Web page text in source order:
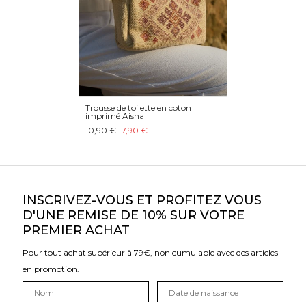
Trousse de toilette en coton
imprimé Aisha
10,90 € 7,90 €
INSCRIVEZ-VOUS ET PROFITEZ VOUS
D'UNE REMISE DE 10% SUR VOTRE
PREMIER ACHAT
Pour tout achat supérieur à 79€, non cumulable avec des articles
en promotion.